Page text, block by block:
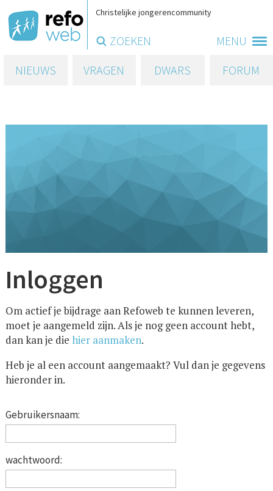
MENU
Christelijke jongerencommunity
ZOEKEN
NIEUWS
VRAGEN DWARS FORUM
Inloggen
Om actief je bijdrage aan Refoweb te kunnen leveren,
moet je aangemeld zijn. Als je nog geen account hebt,
dan kan je die hier aanmaken.
Heb je al een account aangemaakt? Vul dan je gegevens
hieronder in.
Gebruikersnaam:
wachtwoord: